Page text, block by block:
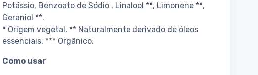
Potássio, Benzoato de Sódio , Linalool **, Limonene **,
Geraniol **.
* Origem vegetal, ** Naturalmente derivado de óleos
essenciais, *** Orgânico.
Como usar